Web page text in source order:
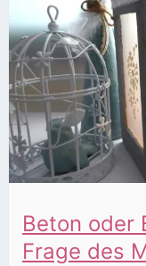
Beton oder
Frage des